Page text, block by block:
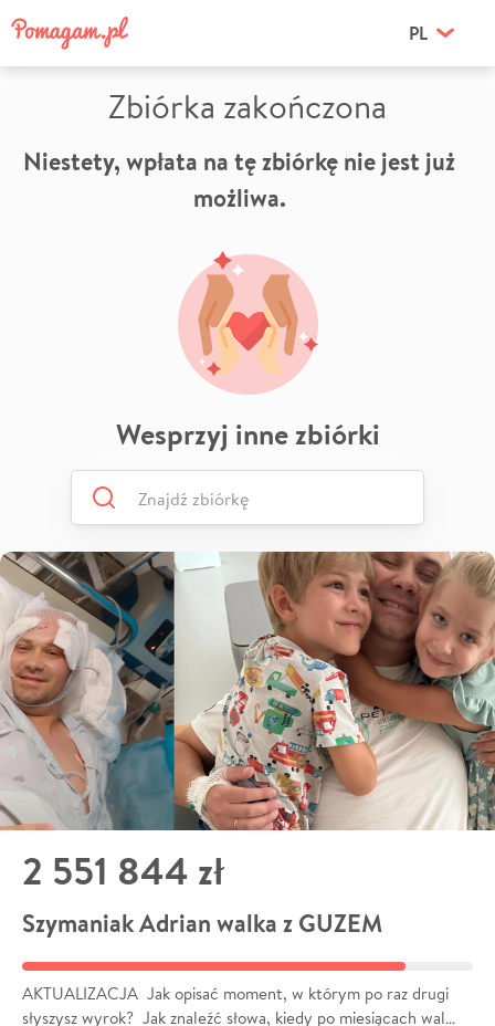
PL
Zbiórka zakończona
Niestety, wpłata na tę zbiórkę nie jest już
możliwa.
Wesprzyj inne zbiórki
2 551 844 zł
Szymaniak Adrian walka z GUZEM
AKTUALIZACJA Jak opisać moment, w którym po raz drugi
słyszysz wyrok? Jak znaleźć słowa, kiedy po miesiącach wal…